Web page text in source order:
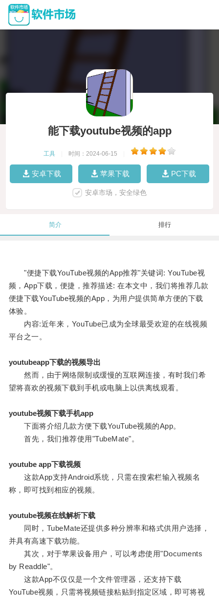
能下载youtube视频的app
工具 时间：2024-06-15
安卓下载 苹果下载 PC下载
安卓市场，安全绿色
简介 排行
"便捷下载YouTube视频的App推荐"关键词: YouTube视
频，App下载，便捷，推荐描述: 在本文中，我们将推荐几款
便捷下载YouTube视频的App，为用户提供简单方便的下载
体验。
内容:近年来，YouTube已成为全球最受欢迎的在线视频
平台之一。
youtubeapp下载的视频导出
然而，由于网络限制或缓慢的互联网连接，有时我们希
望将喜欢的视频下载到手机或电脑上以供离线观看。
youtube视频下载手机app
下面将介绍几款方便下载YouTube视频的App。
首先，我们推荐使用"TubeMate"。
youtube app下载视频
这款App支持Android系统，只需在搜索栏输入视频名
称，即可找到相应的视频。
youtube视频在线解析下载
同时，TubeMate还提供多种分辨率和格式供用户选择，
并具有高速下载功能。
其次，对于苹果设备用户，可以考虑使用"Documents
by Readdle"。
这款App不仅仅是一个文件管理器，还支持下载
YouTube视频，只需将视频链接粘贴到指定区域，即可将视